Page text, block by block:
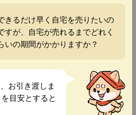
きるだけ早く自宅を売りたいの
すが、自宅が売れるまでどれく
いの期間がかかりますか？
お引き渡しま
目安とすると